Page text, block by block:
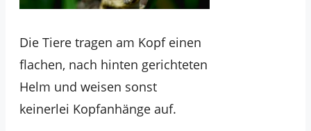
Die Tiere tragen am Kopf einen
flachen, nach hinten gerichteten
Helm und weisen sonst
keinerlei Kopfanhänge auf.